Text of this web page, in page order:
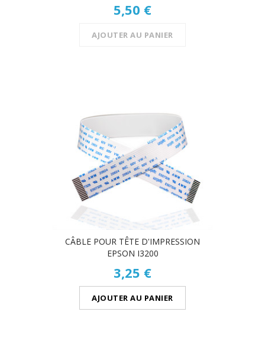
5,50 €
AJOUTER AU PANIER
CÂBLE POUR TÊTE D'IMPRESSION
EPSON I3200
3,25 €
AJOUTER AU PANIER